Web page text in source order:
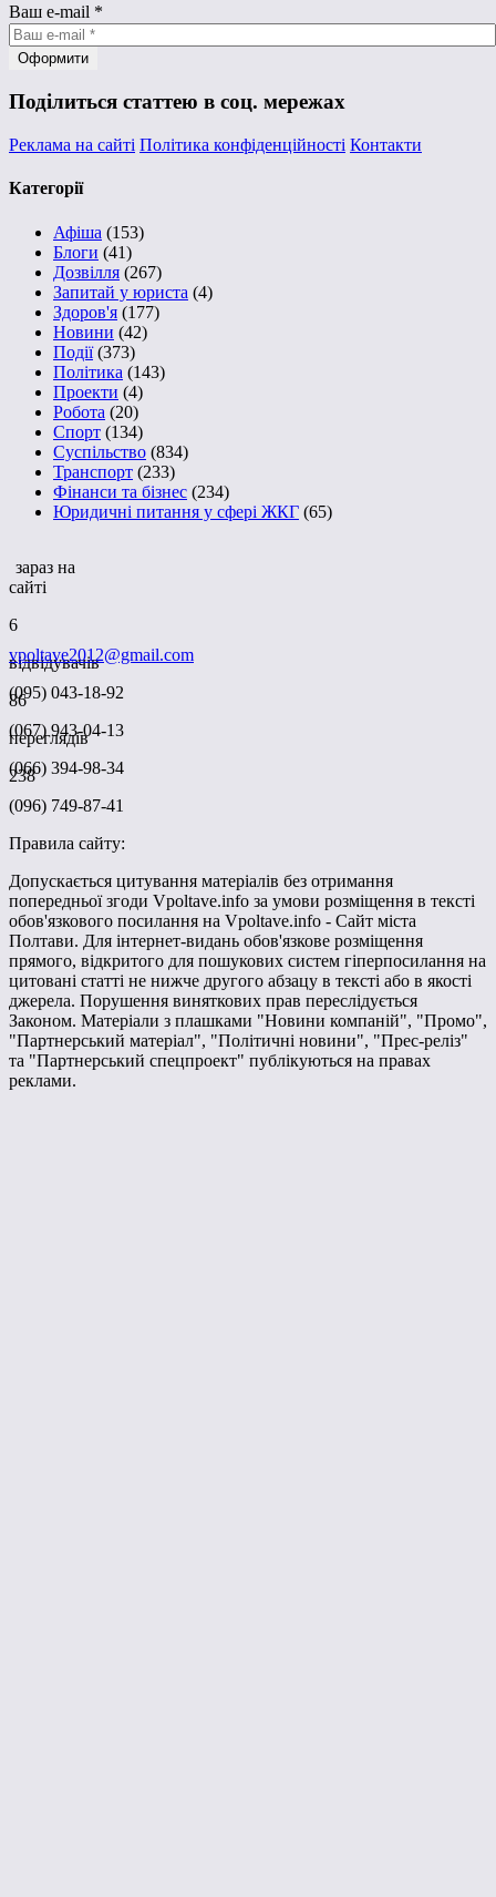
Ваш e-mail *
Поділиться статтею в соц. мережах
Реклама на сайті Політика конфіденційності Контакти
Категорії
Афіша (153)
Блоги (41)
Дозвілля (267)
Запитай у юриста (4)
Здоров'я (177)
Новини (42)
Події(373)
Політика (143)
Проекти (4)
Робота (20)
Спорт (134)
Суспільство (834)
Транспорт (233)
Фінанси та бізнес (234)
Юридичні питання у сфері ЖКГ (65)
зараз на
сайті
6
відвідувачів
86
переглядів
238
vpoltave2012@gmail.com
(095) 043-18-92
(067) 943-04-13
(066) 394-98-34
(096) 749-87-41
Правила сайту:
Допускається цитування матеріалів без отримання
попередньої згоди Vpoltave.info за умови розміщення в тексті
обов'язкового посилання на Vpoltave.info - Сайт міста
Полтави. Для інтернет-видань обов'язкове розміщення
прямого, відкритого для пошукових систем гіперпосилання на
цитовані статті не нижче другого абзацу в тексті або в якості
джерела. Порушення виняткових прав переслідується
Законом. Матеріали з плашками "Новини компаній", "Промо",
"Партнерський матеріал", "Політичні новини", "Прес-реліз"
та "Партнерський спецпроект" публікуються на правах
реклами.